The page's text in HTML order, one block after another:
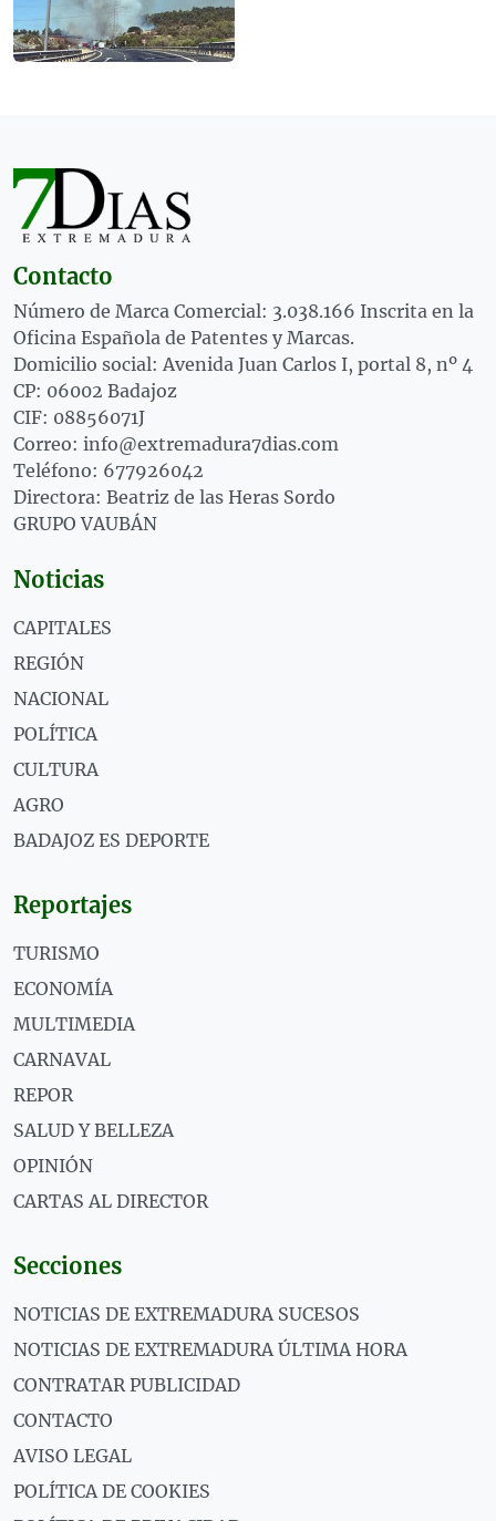
Contacto
Número de Marca Comercial: 3.038.166 Inscrita en la
Oficina Española de Patentes y Marcas.
Domicilio social: Avenida Juan Carlos I, portal 8, nº 4
CP: 06002 Badajoz
CIF: 08856071J
Correo: info@extremadura7dias.com
Teléfono: 677926042
Directora: Beatriz de las Heras Sordo
GRUPO VAUBÁN
Noticias
CAPITALES
REGIÓN
NACIONAL
POLÍTICA
CULTURA
AGRO
BADAJOZ ES DEPORTE
Reportajes
TURISMO
ECONOMÍA
MULTIMEDIA
CARNAVAL
REPOR
SALUD Y BELLEZA
OPINIÓN
CARTAS AL DIRECTOR
Secciones
NOTICIAS DE EXTREMADURA SUCESOS
NOTICIAS DE EXTREMADURA ÚLTIMA HORA
CONTRATAR PUBLICIDAD
CONTACTO
AVISO LEGAL
POLÍTICA DE COOKIES